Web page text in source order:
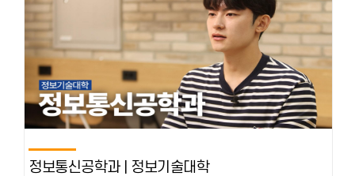
정보통신공학과 | 정보기술대학